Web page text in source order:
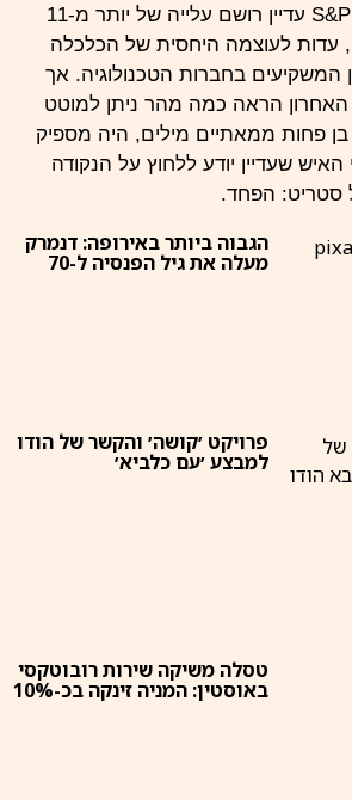
למרות הכול, ה-S&P 500 עדיין רושם עלייה של יותר מ-11
עדות לעוצמה היחסית של הכלכלה
המשקיעים בחברות הטכנולוגיה. אך
הראה כמה מהר ניתן למוטט
פחות ממאתיים מילים, היה מספיק
האיש שעדיין יודע ללחוץ על הנקודה
סטריט: הפחד.
הגבוה ביותר באירופה: דנמרק
מעלה את גיל הפנסיה ל-70
פרויקט ׳קושה׳ והקשר של הודו
למבצע ׳עם כלביא׳
טסלה משיקה שירות רובוטקסי
באוסטין: המניה זינקה בכ-10%